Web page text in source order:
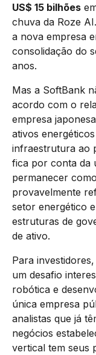
US$ 15 bilhões
chuva da Roze
a nova empresa
consolidação do
anos.
Mas a SoftBank
acordo com o
empresa
ativos
infraestrutura ao
fica por conta da
permanecer
provavelmente
setor energético
estruturas de
de ativo.
Para
um desafio
robótica e
única empresa
analistas que já
negócios
vertical tem seus